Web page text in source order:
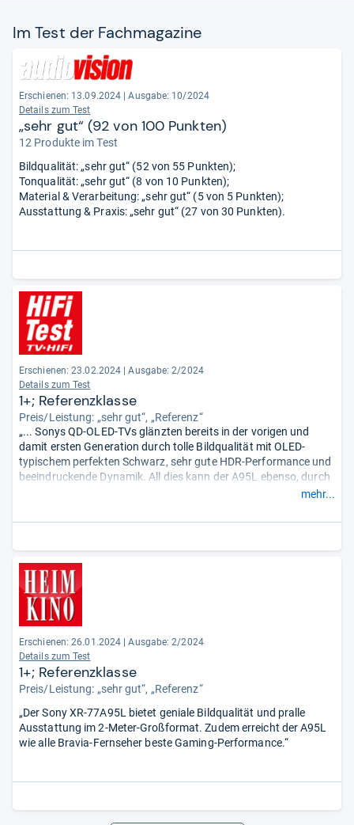
Im Test der Fach­ma­ga­zine
Erschienen: 13.09.2024 | Ausgabe: 10/2024
Details zum Test
„sehr gut“ (92 von 100 Punkten)
12 Produkte im Test
Bildqualität: „sehr gut“ (52 von 55 Punkten);
Tonqualität: „sehr gut“ (8 von 10 Punkten);
Material & Verarbeitung: „sehr gut“ (5 von 5 Punkten);
Ausstattung & Praxis: „sehr gut“ (27 von 30 Punkten).
Erschienen: 23.02.2024 | Ausgabe: 2/2024
Details zum Test
1+; Referenzklasse
Preis/Leistung: „sehr gut“, „Referenz“
„... Sonys QD-OLED-TVs glänzten bereits in der vorigen und
damit ersten Generation durch tolle Bildqualität mit OLED-
typischem perfekten Schwarz, sehr gute HDR-Performance und
beeindruckende Dynamik. All dies kann der A95L ebenso, durch
großen 77-Zöller ist dies ein absoluter Hochgenuss. ...“
mehr...
Erschienen: 26.01.2024 | Ausgabe: 2/2024
Details zum Test
1+; Referenzklasse
Preis/Leistung: „sehr gut“, „Referenz“
„Der Sony XR-77A95L bietet geniale Bildqualität und pralle
Ausstattung im 2-Meter-Großformat. Zudem erreicht der A95L
wie alle Bravia-Fernseher beste Gaming-Performance.“